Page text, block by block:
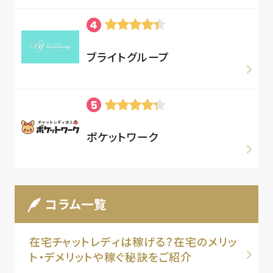
ブライトグループ
ポケットワーク
コラム一覧
在宅チャットレディは稼げる？在宅のメリッ
ト・デメリットや稼ぐ秘訣をご紹介